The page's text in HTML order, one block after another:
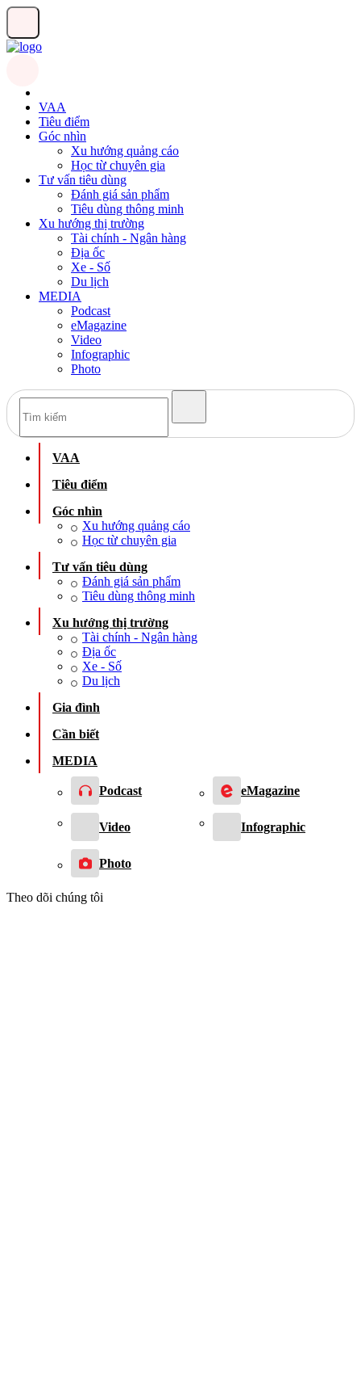
VAA
Tiêu điểm
Góc nhìn
Xu hướng quảng cáo
Học từ chuyên gia
Tư vấn tiêu dùng
Đánh giá sản phẩm
Tiêu dùng thông minh
Xu hướng thị trường
Tài chính - Ngân hàng
Địa ốc
Xe - Số
Du lịch
MEDIA
Podcast
eMagazine
Video
Infographic
Photo
VAA
Tiêu điểm
Góc nhìn
Xu hướng quảng cáo
Học từ chuyên gia
Tư vấn tiêu dùng
Đánh giá sản phẩm
Tiêu dùng thông minh
Xu hướng thị trường
Tài chính - Ngân hàng
Địa ốc
Xe - Số
Du lịch
Gia đình
Cần biết
MEDIA
Podcast eMagazine
Video Infographic
Photo
Theo dõi chúng tôi